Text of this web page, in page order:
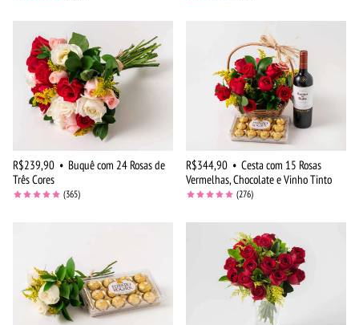
R$239,90 • Buquê com 24 Rosas de
Três Cores
(365)
R$344,90 • Cesta com 15 Rosas
Vermelhas, Chocolate e Vinho Tinto
(276)